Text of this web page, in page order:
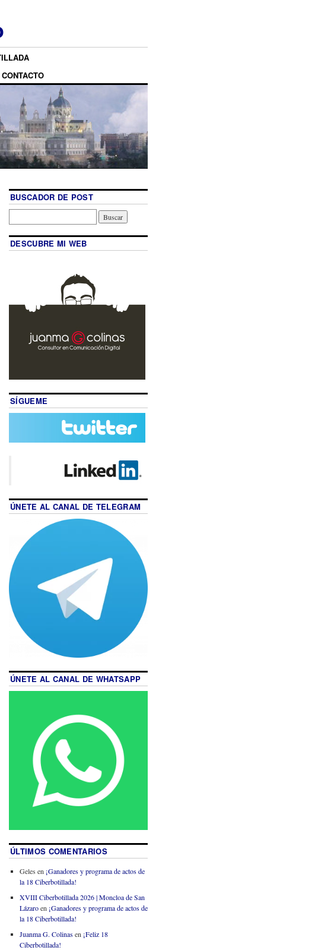
CONTACTO
BUSCADOR DE POST
DESCUBRE MI WEB
SÍGUEME
ÚNETE AL CANAL DE TELEGRAM
ÚNETE AL CANAL DE WHATSAPP
ÚLTIMOS COMENTARIOS
Geles en ¡Ganadores y programa de actos de
la 18 Ciberbotillada!
XVIII Ciberbotillada 2026 | Moncloa de San
Lázaroen ¡Ganadores y programa de actos de
la 18 Ciberbotillada!
Juanma G. Colinasen ¡Feliz 18
Ciberbotillada!